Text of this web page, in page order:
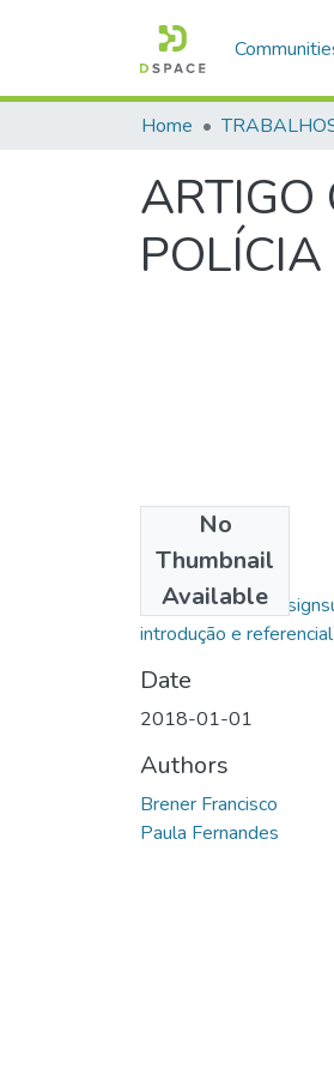
Home
No
Thumbnail
Available
Brener Francisco
introdução e
Date
2018-01-01
Authors
Brener Francisco
Paula Fernandes